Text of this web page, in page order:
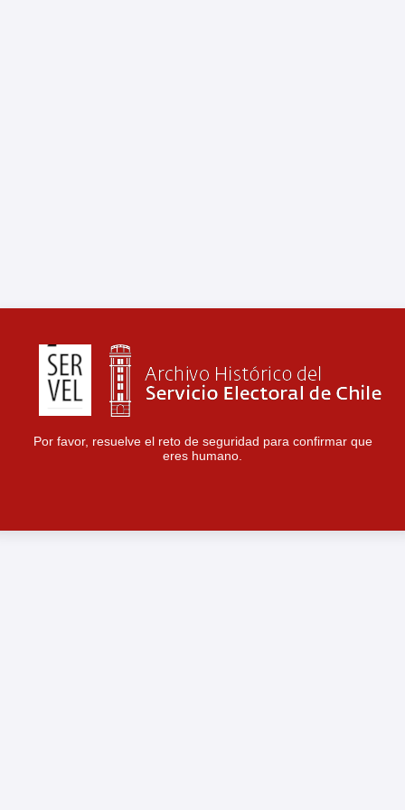
Por favor, resuelve el reto de seguridad para confirmar que
eres humano.